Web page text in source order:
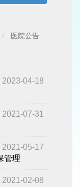
医院公告
2023-04-18
2021-07-31
2021-05-17
管理
2021-02-08